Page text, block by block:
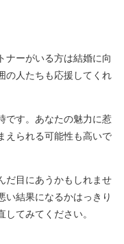
ナーがいる方は結婚に向
の人たちも応援してくれ
です。あなたの魅力に惹
えられる可能性も高いで
だ目にあうかもしれませ
い結果になるかはっきり
てみてください。